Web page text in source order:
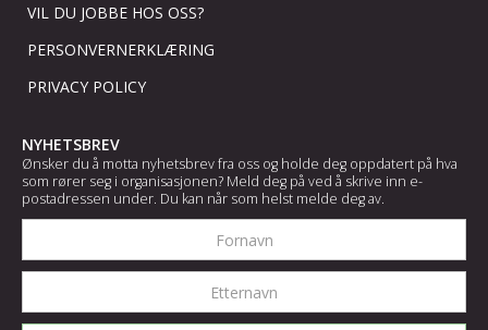
VIL DU JOBBE HOS OSS?
PERSONVERNERKLÆRING
PRIVACY POLICY
NYHETSBREV
Ønsker du å motta nyhetsbrev fra oss og holde deg oppdatert på hva
som rører seg i organisasjonen? Meld deg på ved å skrive inn e-
postadressen under. Du kan når som helst melde deg av.